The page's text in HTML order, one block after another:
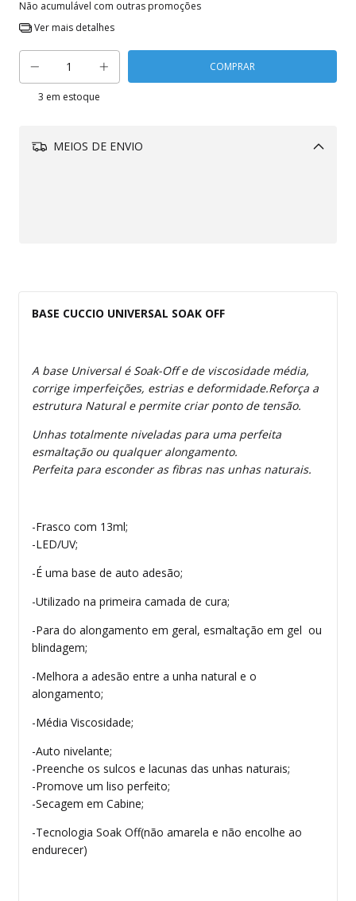
Não acumulável com outras promoções
Ver mais detalhes
3 em estoque
MEIOS DE ENVIO
BASE CUCCIO UNIVERSAL SOAK OFF
A base Universal é Soak-Off e de viscosidade média,
corrige imperfeições, estrias e deformidade.Reforça a
estrutura Natural e permite criar ponto de tensão.
Unhas totalmente niveladas para uma perfeita
esmaltação ou qualquer alongamento.
Perfeita para esconder as fibras nas unhas naturais.
-Frasco com 13ml;
-LED/UV;
-É uma base de auto adesão;
-Utilizado na primeira camada de cura;
-Para do alongamento em geral, esmaltação em gel ou
blindagem;
-Melhora a adesão entre a unha natural e o
alongamento;
-Média Viscosidade;
-Auto nivelante;
-Preenche os sulcos e lacunas das unhas naturais;
-Promove um liso perfeito;
-Secagem em Cabine;
-Tecnologia Soak Off(não amarela e não encolhe ao
endurecer)